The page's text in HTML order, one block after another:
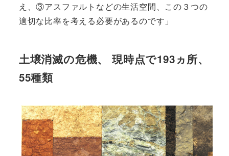
え、③アスファルトなどの生活空間、この３つの
適切な比率を考える必要があるのです」
土壌消滅の危機、 現時点で193ヵ所、
55種類